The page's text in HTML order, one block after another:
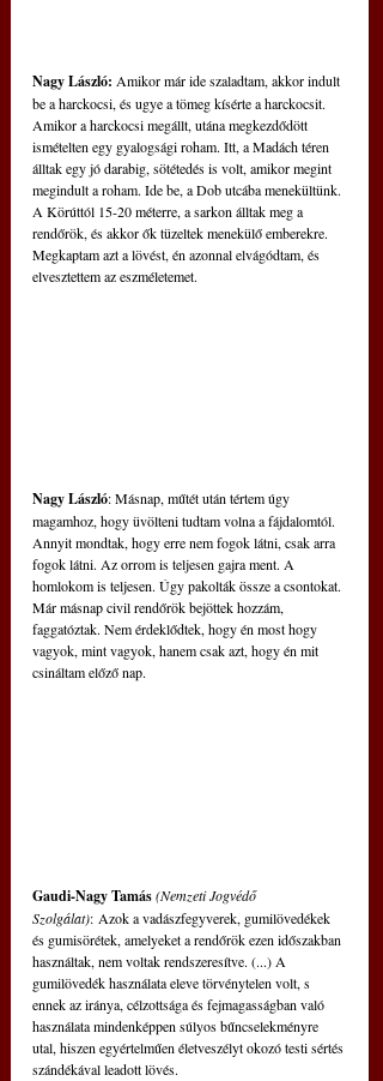
Nagy László: Amikor már ide szaladtam, akkor indult
be a harckocsi, és ugye a tömeg kísérte a harckocsit.
Amikor a harckocsi megállt, utána megkezdődött
ismételten egy gyalogsági roham. Itt, a Madách téren
álltak egy jó darabig, sötétedés is volt, amikor megint
megindult a roham. Ide be, a Dob utcába menekültünk.
A Körúttól 15-20 méterre, a sarkon álltak meg a
rendőrök, és akkor ők tüzeltek menekülő emberekre.
Megkaptam azt a lövést, én azonnal elvágódtam, és
elvesztettem az eszméletemet.
Nagy László: Másnap, műtét után tértem úgy
magamhoz, hogy üvölteni tudtam volna a fájdalomtól.
Annyit mondtak, hogy erre nem fogok látni, csak arra
fogok látni. Az orrom is teljesen gajra ment. A
homlokom is teljesen. Úgy pakolták össze a csontokat.
Már másnap civil rendőrök bejöttek hozzám,
faggatóztak. Nem érdeklődtek, hogy én most hogy
vagyok, mint vagyok, hanem csak azt, hogy én mit
csináltam előző nap.
Gaudi-Nagy Tamás (Nemzeti Jogvédő
Szolgálat): Azok a vadászfegyverek, gumilövedékek
és gumisörétek, amelyeket a rendőrök ezen időszakban
használtak, nem voltak rendszeresítve. (...) A
gumilövedék használata eleve törvénytelen volt, s
ennek az iránya, célzottsága és fejmagasságban való
használata mindenképpen súlyos bűncselekményre
utal, hiszen egyértelműen életveszélyt okozó testi sértés
szándékával leadott lövés.